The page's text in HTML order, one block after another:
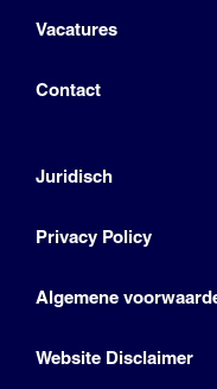
Vacatures
Contact
Juridisch
Privacy Policy
Algemene
Website Disclaimer